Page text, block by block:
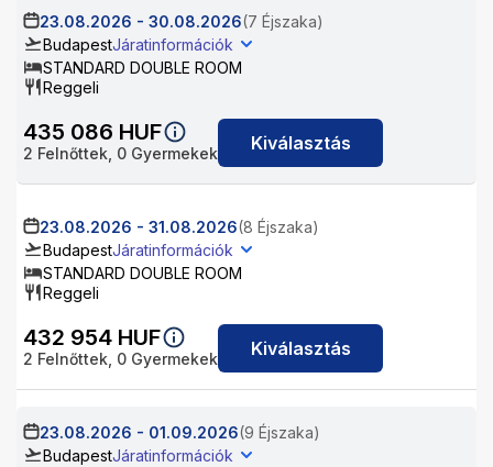
23.08.2026 - 30.08.2026(7 Éjszaka)
BudapestJáratinformációk
STANDARD DOUBLE ROOM
Reggeli
435 086 HUF
2 Felnőttek, 0 Gyermekek Kiválasztás
23.08.2026 - 31.08.2026(8 Éjszaka)
BudapestJáratinformációk
STANDARD DOUBLE ROOM
Reggeli
432 954 HUF
2 Felnőttek, 0 Gyermekek Kiválasztás
23.08.2026 - 01.09.2026(9 Éjszaka)
BudapestJáratinformációk